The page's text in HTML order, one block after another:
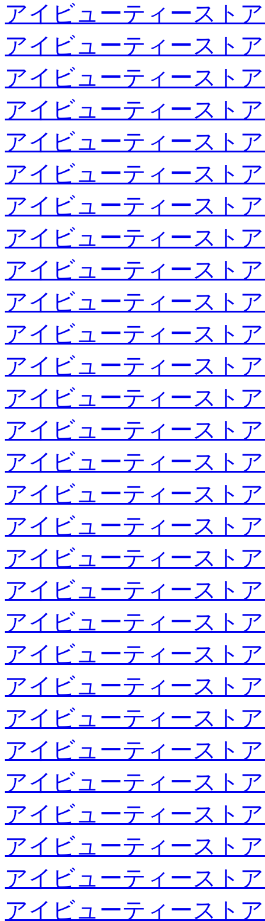
アイビューティースト
アイビューティースト
アイビューティースト
アイビューティースト
アイビューティースト
アイビューティースト
アイビューティースト
アイビューティースト
アイビューティースト
アイビューティースト
アイビューティースト
アイビューティースト
アイビューティースト
アイビューティースト
アイビューティースト
アイビューティースト
アイビューティースト
アイビューティースト
アイビューティースト
アイビューティースト
アイビューティースト
アイビューティースト
アイビューティースト
アイビューティースト
アイビューティースト
アイビューティースト
アイビューティースト
アイビューティースト
アイビューティースト